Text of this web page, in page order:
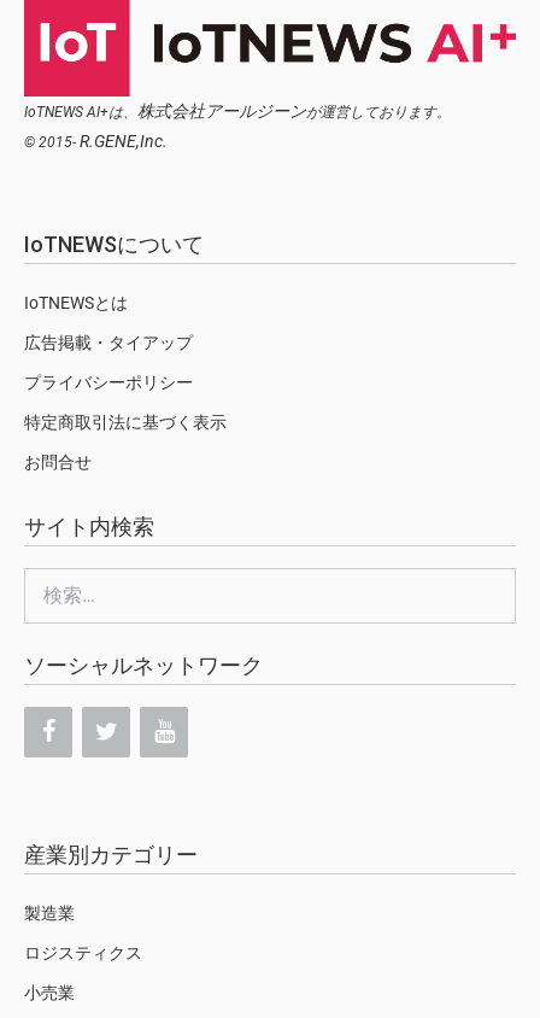
IoTNEWS AI+は、 株式会社アールジーンが運営しております。
© 2015- R.GENE,Inc.
IoTNEWSについて
IoTNEWSとは
広告掲載・タイアップ
プライバシーポリシー
特定商取引法に基づく表示
お問合せ
サイト内検索
索:
ソーシャルネットワーク
産業別カテゴリー
製造業
ロジスティクス
小売業